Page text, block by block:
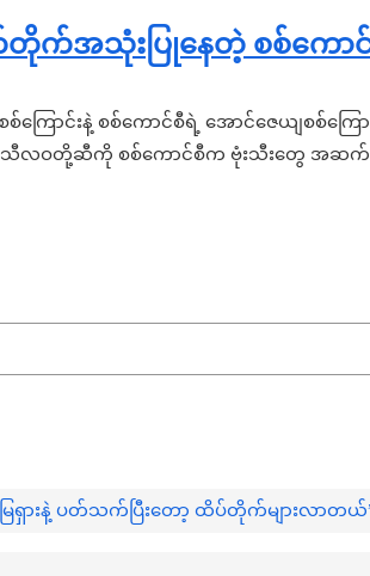
က်အသုံးပြုနေတဲ့ စစ်ကော
ကြောင်းနဲ့ စစ်ကောင်စီရဲ့ အောင်ဇေယျစစ်က
ကိုသီလဝတို့ဆီကို စစ်ကောင်စီက ဗုံးသီးတွေ အဆက်
ေရှားနဲ့ ပတ်သက်ပြီးတော့ ထိပ်တိုက်များလာတယ်